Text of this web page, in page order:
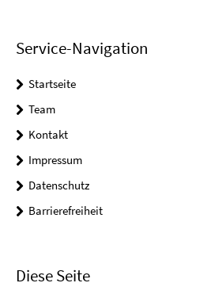
Service-Navigation
Startseite
Team
Kontakt
Impressum
Datenschutz
Barrierefreiheit
Diese Seite